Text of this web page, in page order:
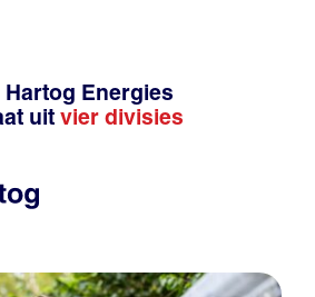
Hartog Energies
uit vier divisies